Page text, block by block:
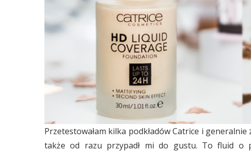
Przetestowałam kilka podkładów Catrice i
także od razu przypadł mi do gustu. To fluid o